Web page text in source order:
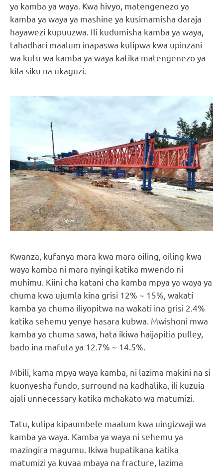
ya kamba ya waya. Kwa hivyo, matengenezo ya
kamba ya waya ya mashine ya kusimamisha daraja
hayawezi kupuuzwa. Ili kudumisha kamba ya waya,
tahadhari maalum inapaswa kulipwa kwa upinzani
wa kutu wa kamba ya waya katika matengenezo ya
kila siku na ukaguzi.
Kwanza, kufanya mara kwa mara oiling, oiling kwa
waya kamba ni mara nyingi katika mwendo ni
muhimu. Kiini cha katani cha kamba mpya ya waya ya
chuma kwa ujumla kina grisi 12% ~ 15%, wakati
kamba ya chuma iliyopitwa na wakati ina grisi 2.4%
katika sehemu yenye hasara kubwa. Mwishoni mwa
kamba ya chuma sawa, hata ikiwa haijapitia pulley,
bado ina mafuta ya 12.7% ~ 14.5%.
Mbili, kama mpya waya kamba, ni lazima makini na si
kuonyesha fundo, surround na kadhalika, ili kuzuia
ajali unnecessary katika mchakato wa matumizi.
Tatu, kulipa kipaumbele maalum kwa uingizwaji wa
kamba ya waya. Kamba ya waya ni sehemu ya
mazingira magumu. Ikiwa hupatikana katika
matumizi ya kuvaa mbaya na fracture, lazima